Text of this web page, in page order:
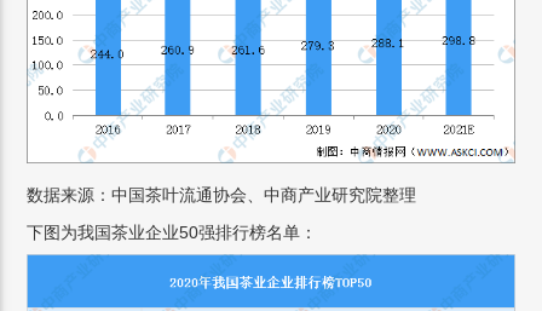
数据来源：中国茶叶流通协会、中商产业研究院整理
下图为我国茶业企业50强排行榜名单：